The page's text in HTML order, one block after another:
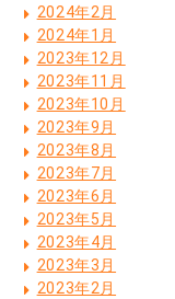
2024年2月
2024年1月
2023年12月
2023年11月
2023年10月
2023年9月
2023年8月
2023年7月
2023年6月
2023年5月
2023年4月
2023年3月
2023年2月